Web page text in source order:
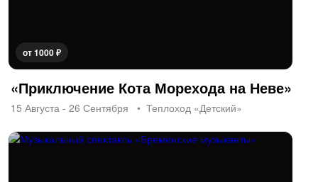
от 1000 ₽
«Приключение Кота Морехода на Неве»
15 Августа - 26 Сентября Теплоход «Детский»